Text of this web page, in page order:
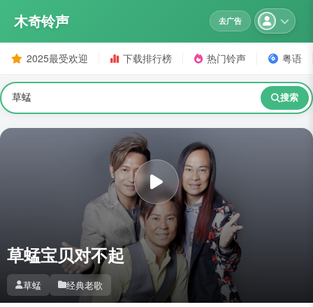
木奇铃声 去广告
2025最受欢迎 下载排行榜 热门铃声 粤语
搜索
草蜢宝贝对不起
草蜢 经典老歌